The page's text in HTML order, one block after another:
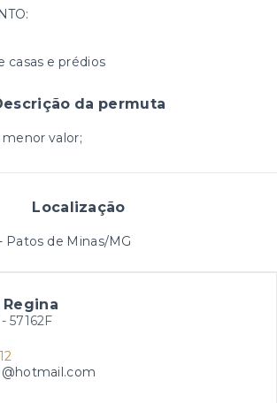
casas e prédios
da permuta
valor;
Localização
Patos de Minas/MG
Regina
57162F